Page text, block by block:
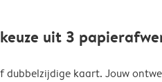
uit 3
dubbelzijdige kaart. Jouw